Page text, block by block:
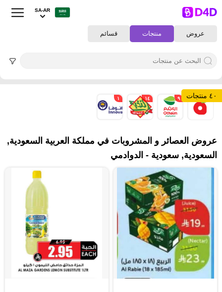
عروض منتجات قسائم
SA-AR
٤٠ منتجات١٦ ٩ ١٤ ١
عروض العصائر و المشروبات في مملكة العربية السعودية,
السعودية, سعودية - الدوادمي